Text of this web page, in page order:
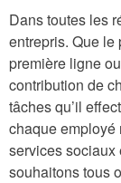
Dans toutes les
entrepris. Que
première ligne
contribution de
tâches qu’il
chaque employé
services sociaux
souhaitons tous